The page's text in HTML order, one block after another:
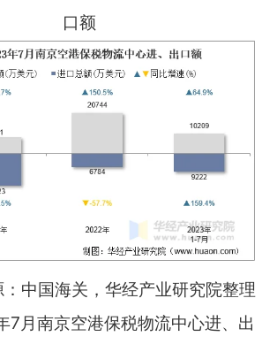
口额
中国海关，华经产业研究院整理
月南京空港保税物流中心进、出